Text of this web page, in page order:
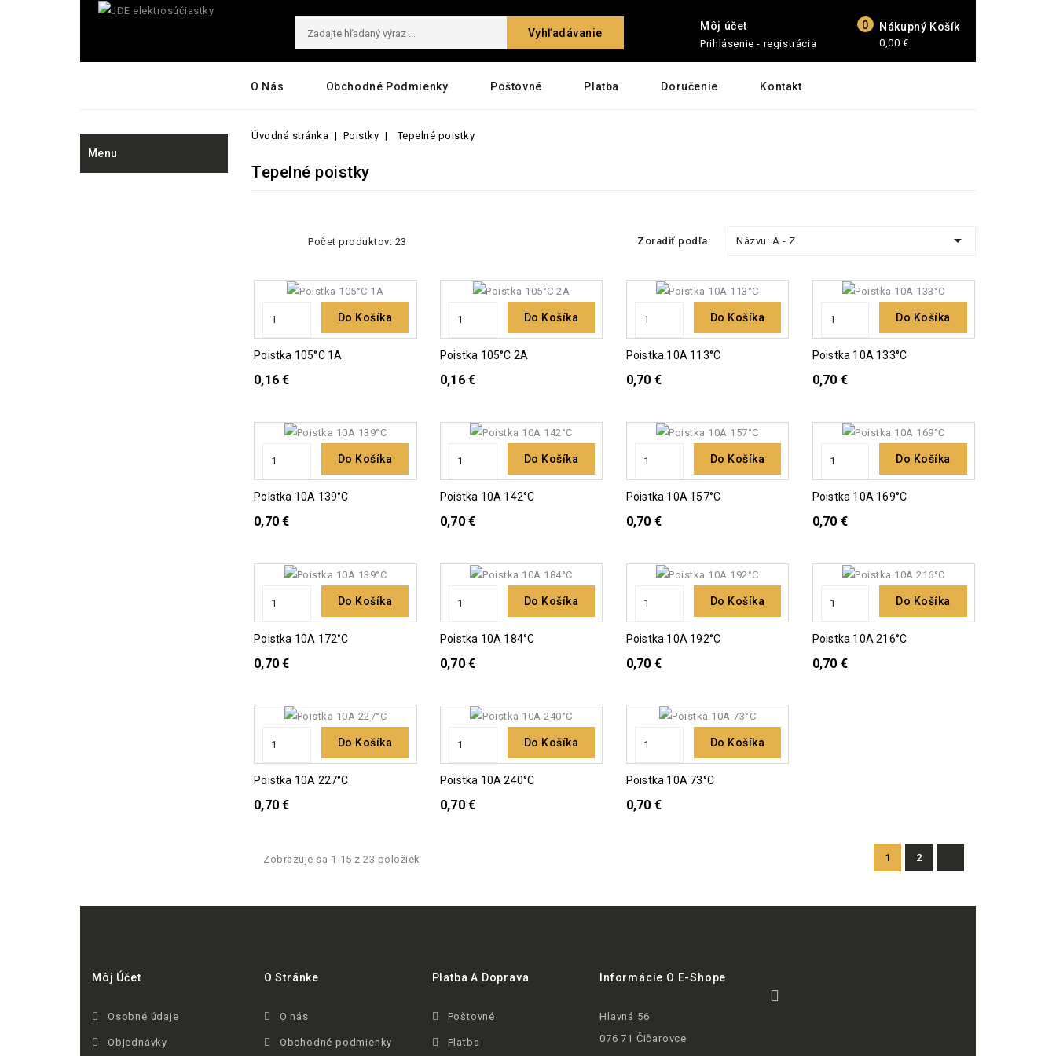
Nákupný Košík
0,00 €
0
Môj účet
Prihlásenie - registrácia
Vyhľadávanie
O Nás Obchodné Podmienky Poštovné Platba Doručenie Kontakt
Menu
Úvodná stránka Poistky Tepelné poistky
Tepelné poistky
Počet produktov: 23 Zoradiť podľa: Názvu: A - Z 
Do Košíka
Poistka 105°C 1A
0,16 €
Do Košíka
Poistka 105°C 2A
0,16 €
Do Košíka
Poistka 10A 113°C
0,70 €
Do Košíka
Poistka 10A 133°C
0,70 €
Do Košíka
Poistka 10A 139°C
0,70 €
Do Košíka
Poistka 10A 142°C
0,70 €
Do Košíka
Poistka 10A 157°C
0,70 €
Do Košíka
Poistka 10A 169°C
0,70 €
Do Košíka
Poistka 10A 172°C
0,70 €
Do Košíka
Poistka 10A 184°C
0,70 €
Do Košíka
Poistka 10A 192°C
0,70 €
Do Košíka
Poistka 10A 216°C
0,70 €
Do Košíka
Poistka 10A 227°C
0,70 €
Do Košíka
Poistka 10A 240°C
0,70 €
Do Košíka
Poistka 10A 73°C
0,70 €
Zobrazuje sa 1-15 z 23 položiek 1 2
Môj Účet
Osobné údaje
Objednávky
O Stránke
O nás
Obchodné podmienky
Platba A Doprava
Poštovné
Platba
Informácie O E-Shope
Hlavná 56
076 71 Čičarovce